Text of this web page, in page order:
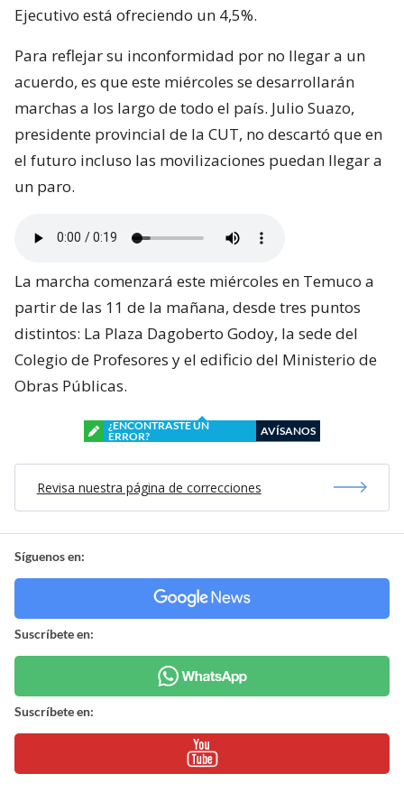
Ejecutivo está ofreciendo un 4,5%.
Para reflejar su inconformidad por no llegar a un
acuerdo, es que este miércoles se desarrollarán
marchas a los largo de todo el país. Julio Suazo,
presidente provincial de la CUT, no descartó que en
el futuro incluso las movilizaciones puedan llegar a
un paro.
La marcha comenzará este miércoles en Temuco a
partir de las 11 de la mañana, desde tres puntos
distintos: La Plaza Dagoberto Godoy, la sede del
Colegio de Profesores y el edificio del Ministerio de
Obras Públicas.
¿ENCONTRASTE UN
ERROR?
AVÍSANOS
Revisa nuestra página de correcciones
Síguenos en:
Suscríbete en:
Suscríbete en: